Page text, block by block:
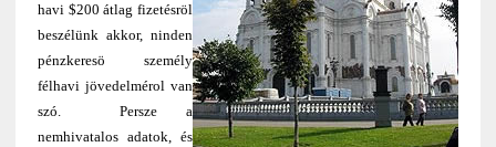
havi $200 átlag fizetésröl
beszélünk akkor, ninden
pénzkeresö személy
félhavi jövedelmérol van
szó. Persze a
nemhivatalos adatok, és